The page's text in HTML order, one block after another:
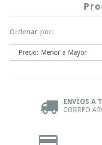
Ordenar por:
ENVÍOS A
CORREO